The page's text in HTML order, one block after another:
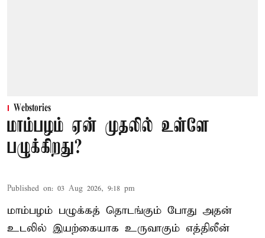
Webstories
மாம்பழம் ஏன் முதலில் உள்ளே
பழுக்கிறது?
Published on: 03 Aug 2026, 9:18 pm
மாம்பழம் பழுக்கத் தொடங்கும் போது அதன்
உடலில் இயற்கையாக உருவாகும் எத்திலீன்